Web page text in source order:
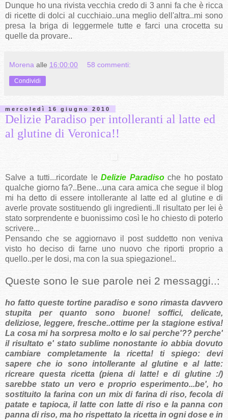
Dunque ho una rivista vecchia credo di 3 anni fa che è ricca
di ricette di dolci al cucchiaio..una meglio dell'altra..mi sono
presa la briga di leggermele tutte e farci una crocetta su
quelle da provare..
Morena alle 16:00:00 58 commenti:
Condividi
mercoledì 16 giugno 2010
Delizie Paradiso per intolleranti al latte ed
al glutine di Veronica!!
Salve a tutti...ricordate le Delizie Paradiso che ho postato
qualche giorno fa?..Bene...una cara amica che segue il blog
mi ha detto di essere intollerante al latte ed al glutine e di
averle provate sostituendo gli ingredienti..Il risultato per lei è
stato sorprendente e buonissimo così le ho chiesto di poterlo
scrivere...
Pensando che se aggiornavo il post suddetto non veniva
visto ho deciso di farne uno nuovo che riporti proprio a
quello..per le dosi, ma con la sua spiegazione!..
Queste sono le sue parole nei 2 messaggi..:
ho fatto queste tortine paradiso e sono rimasta davvero
stupita per quanto sono buone! soffici, delicate,
deliziose, leggere, fresche..ottime per la stagione estiva!
La cosa mi ha sorpresa molto e lo sai perche'?? perche'
il risultato e' stato sublime nonostante io abbia dovuto
cambiare completamente la ricetta! ti spiego: devi
sapere che io sono intollerante al glutine e al latte:
ricreare questa ricetta (piena di latte! e di glutine :/)
sarebbe stato un vero e proprio esperimento...be', ho
sostituito la farina con un mix di farina di riso, fecola di
patate e tapioca, il latte con latte di riso e la panna con
panna di riso, ma ho rispettato la ricetta in ogni dose e in